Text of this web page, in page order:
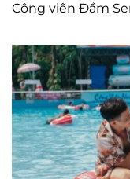
Công viên Đầm